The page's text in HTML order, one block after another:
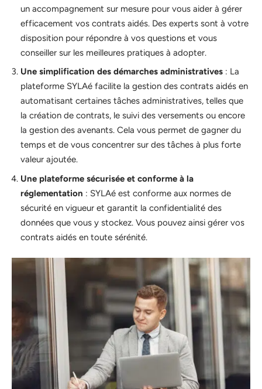
un accompagnement sur mesure pour vous aider à gérer
efficacement vos contrats aidés. Des experts sont à votre
disposition pour répondre à vos questions et vous
conseiller sur les meilleures pratiques à adopter.
Une simplification des démarches administratives : La
plateforme SYLAé facilite la gestion des contrats aidés en
automatisant certaines tâches administratives, telles que
la création de contrats, le suivi des versements ou encore
la gestion des avenants. Cela vous permet de gagner du
temps et de vous concentrer sur des tâches à plus forte
valeur ajoutée.
Une plateforme sécurisée et conforme à la
réglementation : SYLAé est conforme aux normes de
sécurité en vigueur et garantit la confidentialité des
données que vous y stockez. Vous pouvez ainsi gérer vos
contrats aidés en toute sérénité.